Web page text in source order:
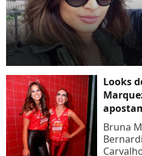
Looks
Bruna